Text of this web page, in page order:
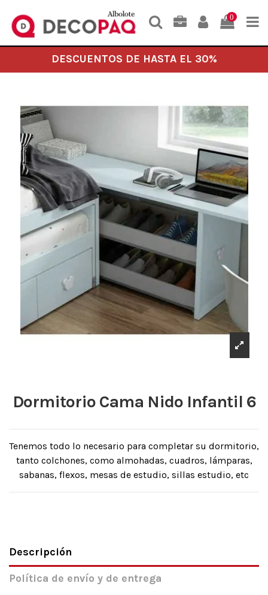
0
DESCUENTOS DE HASTA EL 30%
Dormitorio Cama Nido Infantil 6
Tenemos todo lo necesario para completar su dormitorio,
tanto colchones, como almohadas, cuadros, lámparas,
sabanas, flexos, mesas de estudio, sillas estudio, etc
Descripción
Política de envío y de entrega